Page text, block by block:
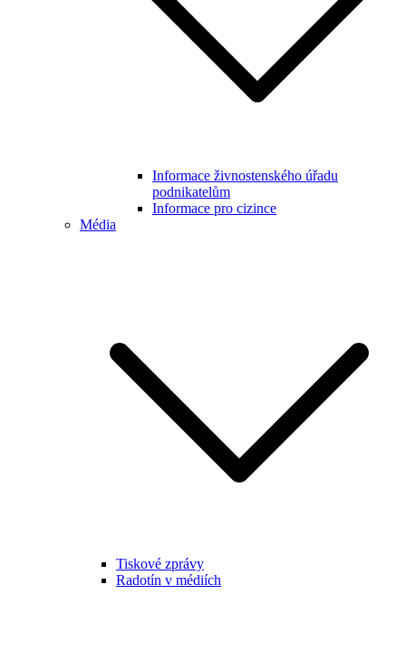
Informace živnostenského úřadu
podnikatelům
Informace pro cizince
Média
Tiskové zprávy
Radotín v médiích